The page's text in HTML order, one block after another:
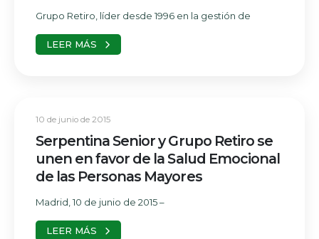
Grupo Retiro, líder desde 1996 en la gestión de
LEER MÁS
10 de junio de 2015
Serpentina Senior y Grupo Retiro se
unen en favor de la Salud Emocional
de las Personas Mayores
Madrid, 10 de junio de 2015 –
LEER MÁS